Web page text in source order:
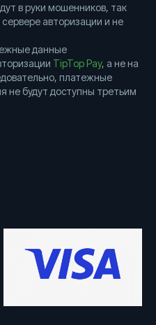
в руки мошенников, так
авторизации и не
данные
TipTop Pay, а не на
платежные
не будут доступны третьим